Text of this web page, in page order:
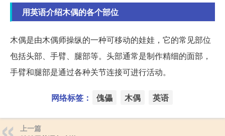
用英语介绍木偶的各个部位
木偶是由木偶师操纵的一种可移动的娃娃，它的常见部位
包括头部、手臂、腿部等。头部通常是制作精细的面部，
手臂和腿部是通过各种关节连接可进行活动。
网络标签： 傀儡 木偶 英语
上一篇